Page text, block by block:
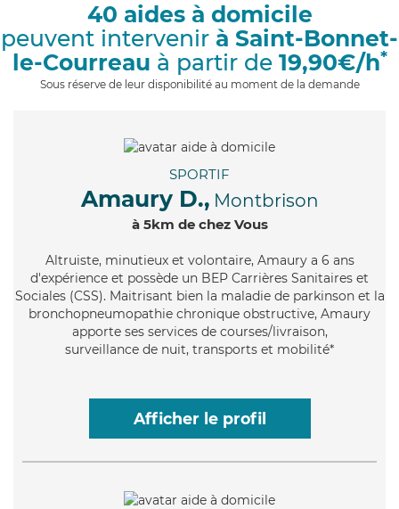
i
n
40 aides à domicile
peuvent intervenir à Saint-Bonnet-
le-Courreau à partir de 19,90€/h*
Sous réserve de leur disponibilité au moment de la demande
SPORTIF
Amaury D., Montbrison
à 5km de chez Vous
Altruiste, minutieux et volontaire, Amaury a 6 ans
d'expérience et possède un BEP Carrières Sanitaires et
Sociales (CSS). Maitrisant bien la maladie de parkinson et la
bronchopneumopathie chronique obstructive, Amaury
apporte ses services de courses/livraison,
surveillance de nuit, transports et mobilité*
Afficher le profil